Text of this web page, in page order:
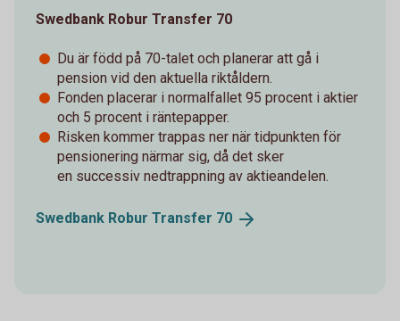
Swedbank Robur Transfer 70
Du är född på 70-talet och planerar att gå i
pension vid den aktuella riktåldern.
Fonden placerar i normalfallet 95 procent i aktier
och 5 procent i räntepapper.
Risken kommer trappas ner när tidpunkten för
pensionering närmar sig, då det sker
en successiv nedtrappning av aktieandelen.
Swedbank Robur Transfer 70